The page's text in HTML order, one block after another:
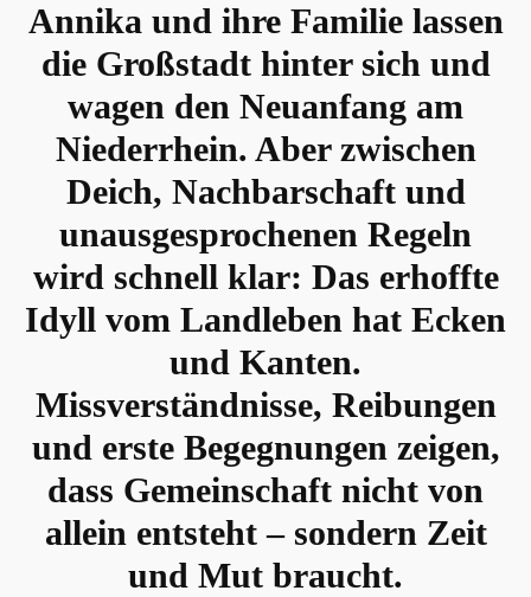
Annika und ihre Familie lassen
die Großstadt hinter sich und
wagen den Neuanfang am
Niederrhein. Aber zwischen
Deich, Nachbarschaft und
unausgesprochenen Regeln
wird schnell klar: Das erhoffte
Idyll vom Landleben hat Ecken
und Kanten.
Missverständnisse, Reibungen
und erste Begegnungen zeigen,
dass Gemeinschaft nicht von
allein entsteht – sondern Zeit
und Mut braucht.